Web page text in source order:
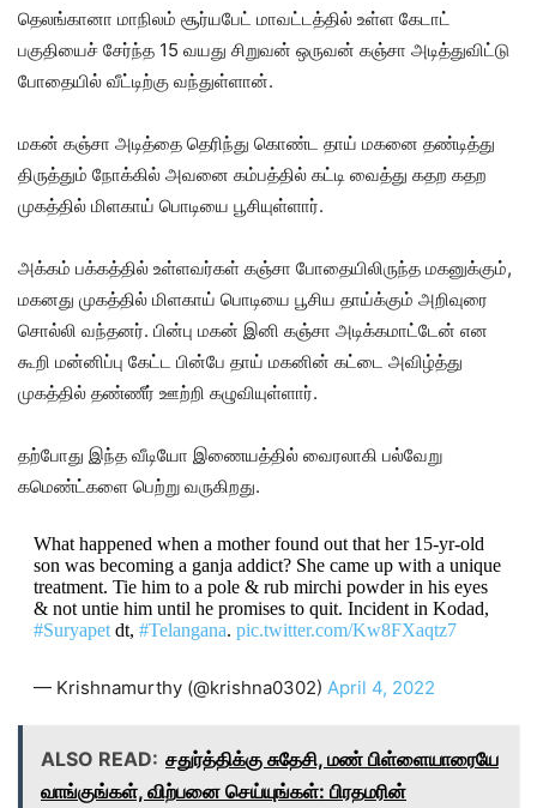
தெலங்கானா மாநிலம் சூர்யபேட் மாவட்டத்தில் உள்ள கேடாட்
பகுதியைச் சேர்ந்த 15 வயது சிறுவன் ஒருவன் கஞ்சா அடித்துவிட்டு
போதையில் வீட்டிற்கு வந்துள்ளான்.
மகன் கஞ்சா அடித்தை தெரிந்து கொண்ட தாய் மகனை தண்டித்து
திருத்தும் நோக்கில் அவனை கம்பத்தில் கட்டி வைத்து கதற கதற
முகத்தில் மிளகாய் பொடியை பூசியுள்ளார்.
அக்கம் பக்கத்தில் உள்ளவர்கள் கஞ்சா போதையிலிருந்த மகனுக்கும்,
மகனது முகத்தில் மிளகாய் பொடியை பூசிய தாய்க்கும் அறிவுரை
சொல்லி வந்தனர். பின்பு மகன் இனி கஞ்சா அடிக்கமாட்டேன் என
கூறி மன்னிப்பு கேட்ட பின்பே தாய் மகனின் கட்டை அவிழ்த்து
முகத்தில் தண்ணீர் ஊற்றி கழுவியுள்ளார்.
தற்போது இந்த வீடியோ இணையத்தில் வைரலாகி பல்வேறு
கமெண்ட்களை பெற்று வருகிறது.
What happened when a mother found out that her 15-yr-old
son was becoming a ganja addict? She came up with a unique
treatment. Tie him to a pole & rub mirchi powder in his eyes
& not untie him until he promises to quit. Incident in Kodad,
#Suryapetdt, #Telangana. pic.twitter.com/Kw8FXaqtz7
— Krishnamurthy (@krishna0302) April 4, 2022
ALSO READ: சதுர்த்திக்கு சுதேசி, மண் பிள்ளையாரையே
வாங்குங்கள், விற்பனை செய்யுங்கள்: பிரதமரின்